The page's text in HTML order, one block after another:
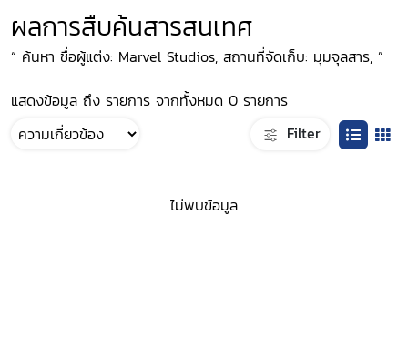
ผลการสืบค้นสารสนเทศ
“ ค้นหา ชื่อผู้แต่ง: Marvel Studios, สถานที่จัดเก็บ: มุมจุลสาร, ”
แสดงข้อมูล ถึง รายการ จากทั้งหมด 0 รายการ
Filter
ไม่พบข้อมูล